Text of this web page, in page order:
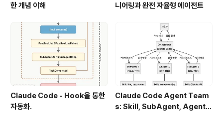
한 개념 이해
니어링과 완전 자율형 에이전트
Claude Code - Hook을 통한
자동화.
Claude Code Agent Team
s: Skill, SubAgent, Agent T